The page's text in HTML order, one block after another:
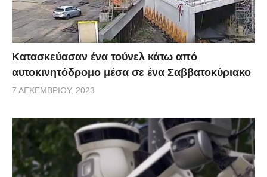
Κατασκεύασαν ένα τούνελ κάτω από
αυτοκινητόδρομο μέσα σε ένα Σαββατοκύριακο
7 ΔΕΚΕΜΒΡΊΟΥ, 2023